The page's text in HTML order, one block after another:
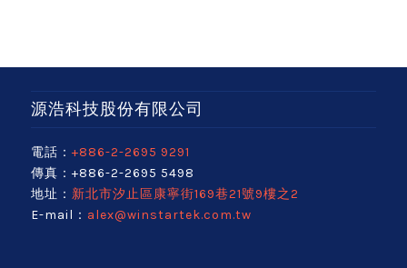
源浩科技股份有限公司
電話： +886-2-2695 9291
傳真：+886-2-2695 5498
地址： 新北市汐止區康寧街169巷21號9樓之2
E-mail： alex@winstartek.com.tw